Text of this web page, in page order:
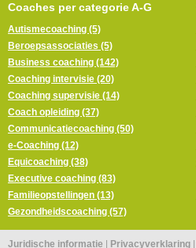
Coaches per categorie A-G
Autismecoaching (5)
Beroepsassociaties (5)
Business coaching (142)
Coaching intervisie (20)
Coaching supervisie (14)
Coach opleiding (37)
Communicatiecoaching (50)
e-Coaching (12)
Equicoaching (38)
Executive coaching (83)
Familieopstellingen (13)
Gezondheidscoaching (57)
Juridische informatie Privacyverklaring